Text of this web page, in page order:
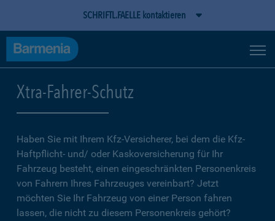
SCHRIFTL.FAELLE kontaktieren
Xtra-Fahrer-Schutz
Haben Sie mit Ihrem Kfz-Versicherer, bei dem die Kfz-
Haftpflicht- und/ oder Kaskoversicherung für Ihr
Fahrzeug besteht, einen eingeschränkten Personenkreis
von Fahrern Ihres Fahrzeuges vereinbart? Jetzt
möchten Sie Ihr Fahrzeug von einer Person fahren
lassen, die nicht zu diesem Personenkreis gehört?